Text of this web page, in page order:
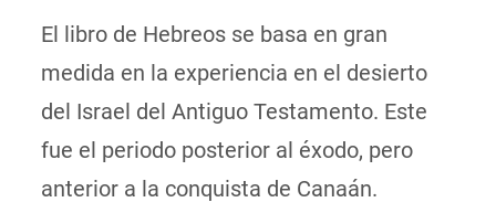
El libro de Hebreos se basa en gran
medida en la experiencia en el desierto
del Israel del Antiguo Testamento. Este
fue el periodo posterior al éxodo, pero
anterior a la conquista de Canaán.